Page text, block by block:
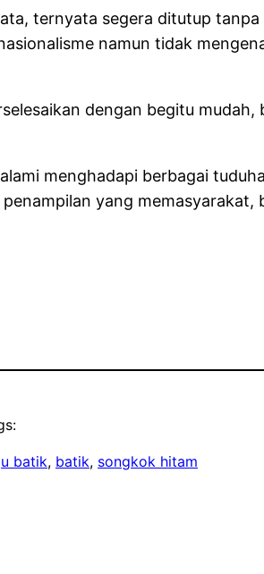
ternyata segera ditutup
namun tidak
dengan begitu
menghadapi berbagai
yang
batik, batik, songkok hitam